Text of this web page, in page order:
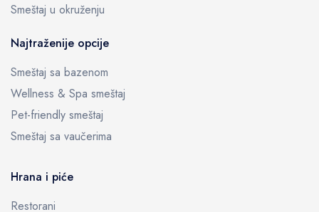
Smeštaj u okruženju
Najtraženije opcije
Smeštaj sa bazenom
Wellness & Spa smeštaj
Pet-friendly smeštaj
Smeštaj sa vaučerima
Hrana i piće
Restorani